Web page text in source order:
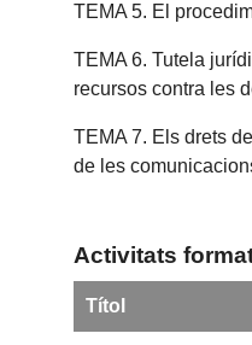
TEMA 5. El
TEMA 6. Tutela
recursos contra les
TEMA 7. Els drets
de les
Activitats
Títol